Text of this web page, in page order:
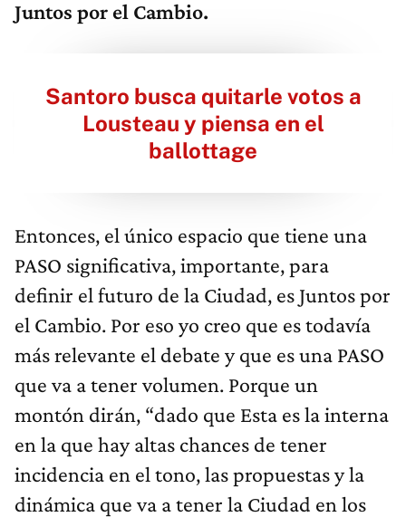
Juntos por el Cambio.
Santoro busca quitarle votos a
Lousteau y piensa en el
ballottage
Entonces, el único espacio que tiene una
PASO significativa, importante, para
definir el futuro de la Ciudad, es Juntos por
el Cambio. Por eso yo creo que es todavía
más relevante el debate y que es una PASO
que va a tener volumen. Porque un
montón dirán, “dado que Esta es la interna
en la que hay altas chances de tener
incidencia en el tono, las propuestas y la
dinámica que va a tener la Ciudad en los